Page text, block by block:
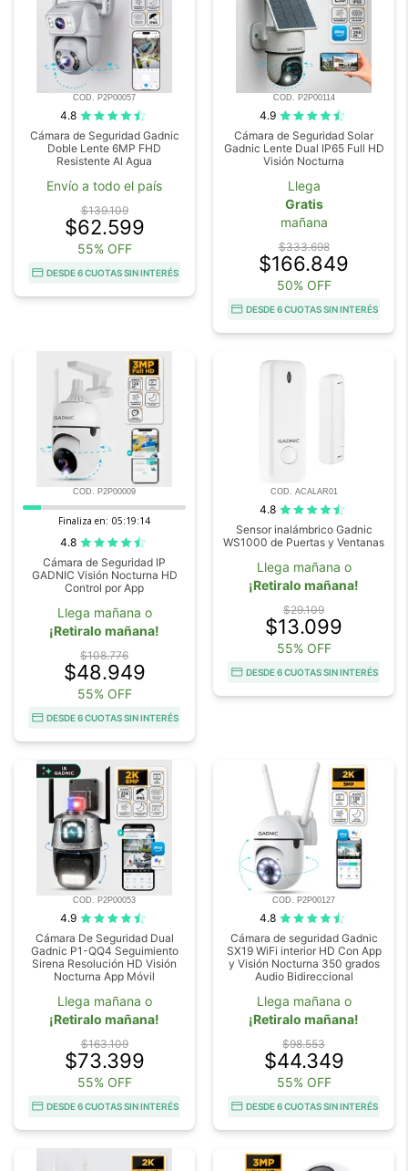
COD. P2P00057
4.8
Cámara de Seguridad Gadnic
Doble Lente 6MP FHD
Resistente Al Agua
Envío a todo el país
$139.109
$62.599
55% OFF
DESDE 6 CUOTAS SIN INTERÉS
COD. P2P00114
4.9
Cámara de Seguridad Solar
Gadnic Lente Dual IP65 Full HD
Visión Nocturna
Llega
Gratis
mañana
$333.698
$166.849
50% OFF
DESDE 6 CUOTAS SIN INTERÉS
COD. P2P00009
Finaliza en: 05:19:14
4.8
Cámara de Seguridad IP
GADNIC Visión Nocturna HD
Control por App
Llega mañana o
¡Retiralo mañana!
$108.776
$48.949
55% OFF
DESDE 6 CUOTAS SIN INTERÉS
COD. ACALAR01
4.8
Sensor inalámbrico Gadnic
WS1000 de Puertas y Ventanas
Llega mañana o
¡Retiralo mañana!
$29.109
$13.099
55% OFF
DESDE 6 CUOTAS SIN INTERÉS
COD. P2P00053
4.9
Cámara De Seguridad Dual
Gadnic P1-QQ4 Seguimiento
Sirena Resolución HD Visión
Nocturna App Móvil
Llega mañana o
¡Retiralo mañana!
$163.109
$73.399
55% OFF
DESDE 6 CUOTAS SIN INTERÉS
COD. P2P00127
4.8
Cámara de seguridad Gadnic
SX19 WiFi interior HD Con App
y Visión Nocturna 350 grados
Audio Bidireccional
Llega mañana o
¡Retiralo mañana!
$98.553
$44.349
55% OFF
DESDE 6 CUOTAS SIN INTERÉS